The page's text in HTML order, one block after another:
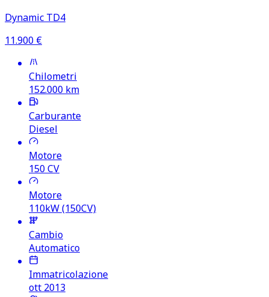
Dynamic TD4
11.900 €
Chilometri
152.000 km
Carburante
Diesel
Motore
150CV
Motore
110kW (150CV)
Cambio
Automatico
Immatricolazione
ott 2013